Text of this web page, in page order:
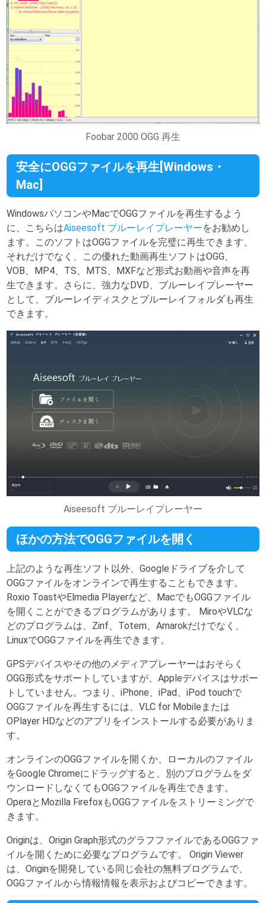
Foobar 2000 OGG 再生
安全にOGGファイルを再生[Windows・
Mac]
WindowsパソコンやMacでOGGファイルを再生するよう
に、こちらはAiseesoft ブルーレイプレーヤーをお勧めし
ます。このソフトはOGGファイルを完璧に再生できます、
それだけでなく、この優れた動画再生ソフトはOGG、
VOB、MP4、TS、MTS、MXFなど形式お動画や音声を再
生できます。さらに、強力なDVD、ブルーレイプレーヤー
として、ブルーレイディスクとブルーレイフォルダも再生
できます。
Aiseesoft ブルーレイプレーヤー
ほかの方法でOGGファイルを開く
上記のような再生ソフト以外、Googleドライブを介して
OGGファイルをオンラインで再生することもできます。
Roxio ToastやElmedia Playerなど、MacでもOGGファイル
を開くことができるプログラムがあります。 MiroやVLCな
どのプログラムは、Zinf、Totem、Amarokだけでなく、
LinuxでOGGファイルを再生できます。
GPSデバイスやその他のメディアプレーヤーはおそらく
OGG形式をサポートしていますが、Appleデバイスはサポー
トしていません。つまり、iPhone、iPad、iPod touchで
OGGファイルを再生するには、VLC for Mobileまたは
OPlayer HDなどのアプリをインストールする必要がありま
す。
オンラインのOGGファイルを開くか、ローカルのファイル
をGoogle Chromeにドラッグすると、別のプログラムをダ
ウンロードしなくてもOGGファイルを再生できます。
OperaとMozilla FirefoxもOGGファイルをストリーミングで
きます。
Originは、Origin Graph形式のグラフファイルであるOGGファ
イルを開くために必要なプログラムです。 Origin Viewer
は、Originを開発している同じ会社の無料プログラムで、
OGGファイルから情報情報を表示およびコピーできます。